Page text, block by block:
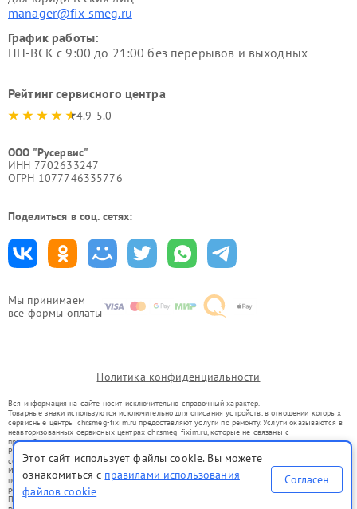
Мы принимаем
все формы оплаты
manager@fix-smeg.ru
График работы:
ПН-ВСК с 9:00 до 21:00 без перерывов и выходных
Рейтинг сервисного центра
4.9-5.0
ООО "Русервис"
ИНН 7702633247
ОГРН 1077746335776
Поделиться в соц. сетях:
Политика конфиденциальности
Вся информация на сайте носит исключительно справочный характер.
Товарные знаки используются исключительно для описания устройств, в отношении которых
сервисные центры chr.smeg-fixim.ru предоставляют услуги по ремонту. Услуги оказываются в
неавторизованных сервисных центрах chr.smeg-fixim.ru, которые не связаны с
правообладателями товарных знаков или их официальными представителями.
Ремонт осуществляется для устройств, уже введенных в гражданский оборот в соответствии
со статьей 1487 ГК РФ.
Использование товарных знаков не преследует цели индивидуализации услуг или введения
потребителей в заблуждение, а служит для информирования о предоставляемых услугах по
ремонту техники указанных брендов.
Представленная на сайте информация не является публичной офертой, определяемой
Этот сайт использует файлы cookie. Вы можете
ознакомиться с правилами использования
файлов cookie
Согласен